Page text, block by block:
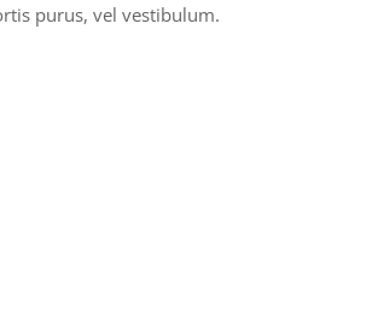
purus, vel vestibulum.